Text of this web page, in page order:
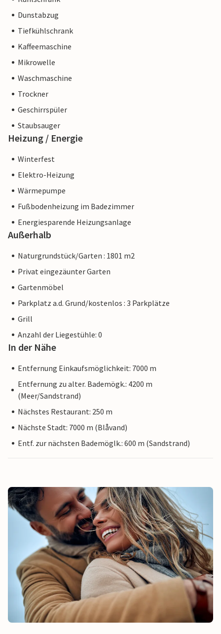
Dunstabzug
Tiefkühlschrank
Kaffeemaschine
Mikrowelle
Waschmaschine
Trockner
Geschirrspüler
Staubsauger
Heizung / Energie
Winterfest
Elektro-Heizung
Wärmepumpe
Fußbodenheizung im Badezimmer
Energiesparende Heizungsanlage
Außerhalb
Naturgrundstück/Garten : 1801 m2
Privat eingezäunter Garten
Gartenmöbel
Parkplatz a.d. Grund/kostenlos : 3 Parkplätze
Grill
Anzahl der Liegestühle: 0
In der Nähe
Entfernung Einkaufsmöglichkeit: 7000 m
Entfernung zu alter. Bademögk.: 4200 m
(Meer/Sandstrand)
Nächstes Restaurant: 250 m
Nächste Stadt: 7000 m (Blåvand)
Entf. zur nächsten Bademöglk.: 600 m (Sandstrand)